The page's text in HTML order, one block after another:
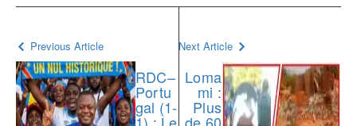
Previous Article
RDC–
Portu
gal (1-
Next Article
Loma
mi :
Plus